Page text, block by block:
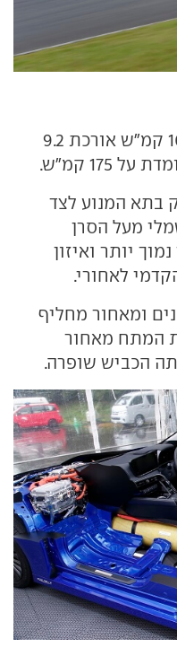
ההנעה אחורית, ההאצה ל-100 קמ"ש אורכת 9.2
קמ"ש.
בתא המנוע לצד
מעל הסרן
יותר ואיזון
ומאחור מחליף
המתח מאחור
הכביש שופרה.